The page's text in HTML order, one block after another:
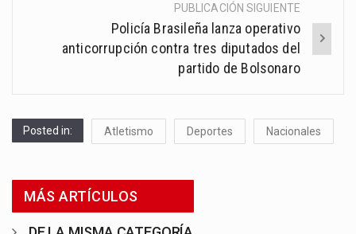
PUBLICACIÓN SIGUIENTE
Policía Brasileña lanza operativo
anticorrupción contra tres diputados del
partido de Bolsonaro
Posted in: Atletismo Deportes Nacionales
MÁS ARTÍCULOS